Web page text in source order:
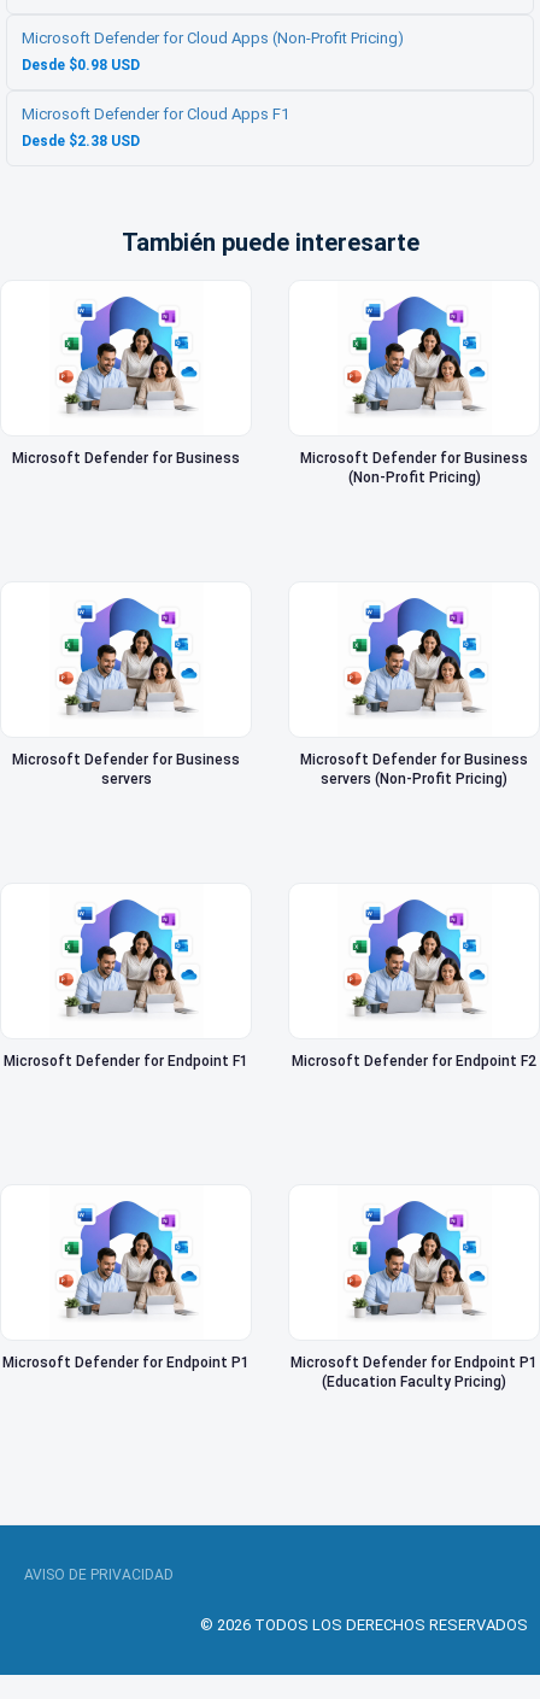
Microsoft Defender for Cloud Apps (Non-Profit Pricing)
Desde $0.98 USD
Microsoft Defender for Cloud Apps F1
Desde $2.38 USD
También puede interesarte
Microsoft Defender for Business
Microsoft Defender for Business
(Non-Profit Pricing)
Microsoft Defender for Business
servers
Microsoft Defender for Business
servers (Non-Profit Pricing)
Microsoft Defender for Endpoint F1 Microsoft Defender for Endpoint F2
Microsoft Defender for Endpoint P1
Microsoft Defender for Endpoint P1
(Education Faculty Pricing)
AVISO DE PRIVACIDAD
© 2026 TODOS LOS DERECHOS RESERVADOS